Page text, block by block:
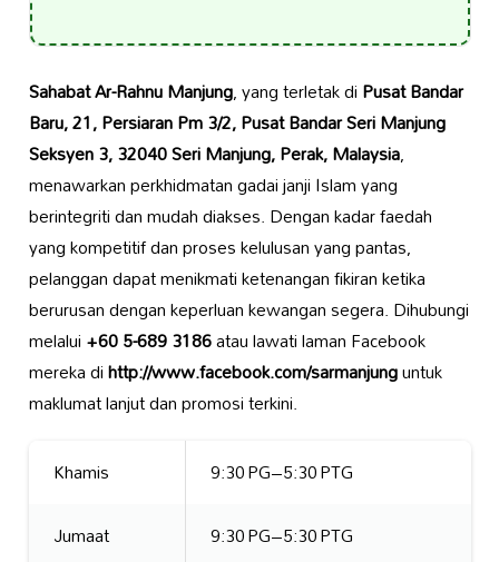
Sahabat Ar-Rahnu Manjung, yang terletak diPusat Bandar
Baru, 21, Persiaran Pm 3/2, Pusat Bandar Seri Manjung
Seksyen 3, 32040 Seri Manjung, Perak, Malaysia,
menawarkan perkhidmatan gadai janji Islam yang
berintegriti dan mudah diakses. Dengan kadar faedah
yang kompetitif dan proses kelulusan yang pantas,
pelanggan dapat menikmati ketenangan fikiran ketika
berurusan dengan keperluan kewangan segera. Dihubungi
melalui+60 5-689 3186atau lawati laman Facebook
mereka dihttp://www.facebook.com/sarmanjunguntuk
maklumat lanjut dan promosi terkini.
Khamis
9:30 PG–5:30 PTG
Jumaat
9:30 PG–5:30 PTG